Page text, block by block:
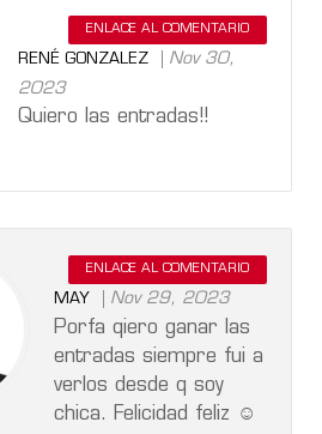
ENLACE AL COMENTARIO
RENÉ GONZALEZ
Nov 30,
2023
Quiero las entradas!!
ENLACE AL COMENTARIO
MAY Nov 29, 2023
Porfa qiero ganar las
entradas siempre fui a
verlos desde q soy
chica. Felicidad feliz ☺️